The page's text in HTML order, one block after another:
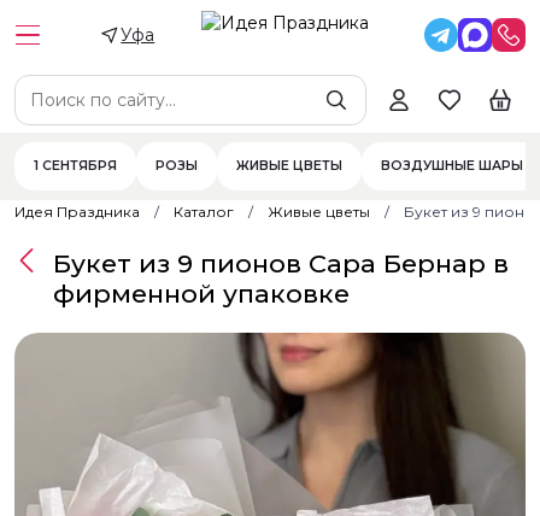
Уфа
1 СЕНТЯБРЯ РОЗЫ ЖИВЫЕ ЦВЕТЫ ВОЗДУШНЫЕ ШАРЫ
Идея Праздника Каталог Живые цветы Букет из 9
Букет из 9 пионов Сара Бернар в
фирменной упаковке